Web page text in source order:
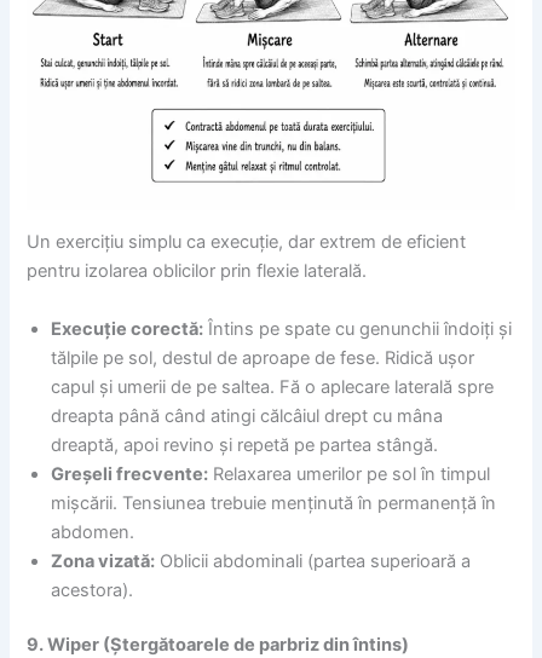
Un exercițiu simplu ca execuție, dar extrem de eficient
pentru izolarea oblicilor prin flexie laterală.
Execuție corectă: Întins pe spate cu genunchii îndoiți și
tălpile pe sol, destul de aproape de fese. Ridică ușor
capul și umerii de pe saltea. Fă o aplecare laterală spre
dreapta până când atingi călcâiul drept cu mâna
dreaptă, apoi revino și repetă pe partea stângă.
Greșeli frecvente: Relaxarea umerilor pe sol în timpul
mișcării. Tensiunea trebuie menținută în permanență în
abdomen.
Zona vizată: Oblicii abdominali (partea superioară a
acestora).
9. Wiper (Ștergătoarele de parbriz din întins)